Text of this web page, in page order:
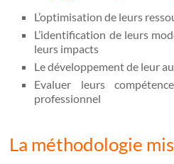
L’optimisation de leurs
L’identification de leurs
leurs impacts
Le développement de leur
Evaluer leurs
professionnel
La méthodologie